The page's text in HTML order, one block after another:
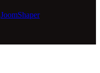
JoomShaper